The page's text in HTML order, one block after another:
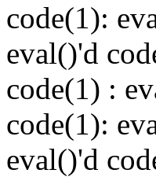
code(1):
eval()'d
code(1) :
code(1):
eval()'d